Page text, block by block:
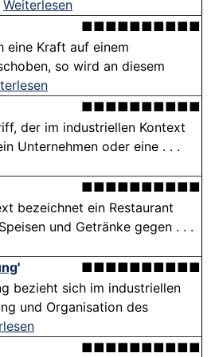
Weiterlesen
■■■■■■■■■■
eine Kraft auf einem
so wird an diesem
■■■■■■■■■■
der im industriellen Kontext
Unternehmen oder eine . . .
■■■■■■■■■■
bezeichnet ein Restaurant
und Getränke gegen . . .
'
■■■■■■■■■■
bezieht sich im industriellen
und Organisation des
■■■■■■■■■■